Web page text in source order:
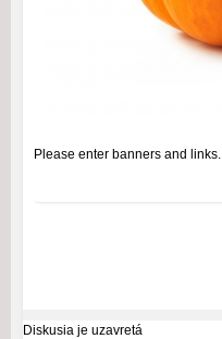
Please enter banners and links.
Diskusia je uzavretá